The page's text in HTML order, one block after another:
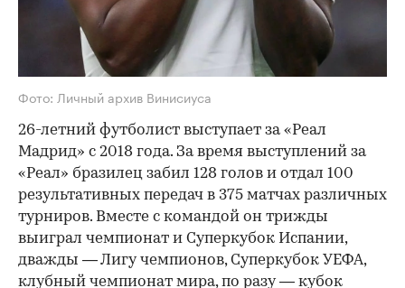
Фото: Личный архив Винисиуса
26-летний футболист выступает за «Реал
Мадрид» с 2018 года. За время выступлений за
«Реал» бразилец забил 128 голов и отдал 100
результативных передач в 375 матчах различных
турниров. Вместе с командой он трижды
выиграл чемпионат и Суперкубок Испании,
дважды — Лигу чемпионов, Суперкубок УЕФА,
клубный чемпионат мира, по разу — кубок